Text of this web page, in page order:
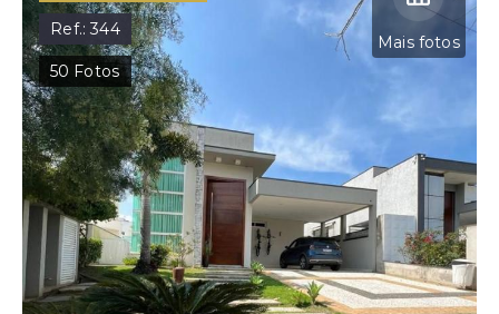
Mais fotos
Ref.:344
50 Fotos